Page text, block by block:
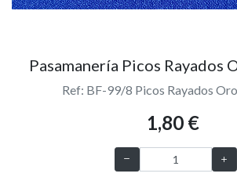
Pasamanería Picos Rayados
Ref: BF-99/8 Picos Rayados
1,80 €